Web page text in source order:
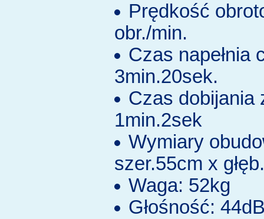
Prędkość
obr./min.
Czas napełnia
3min.20sek.
Czas dobijania
1min.2sek
Wymiary
szer.55cm x
Waga: 52kg
Głośność: